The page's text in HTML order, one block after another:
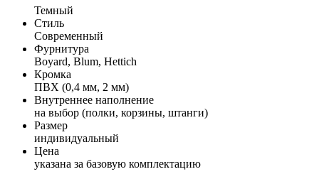
Темный
Стиль
Современный
Фурнитура
Boyard, Blum, Hettich
Кромка
ПВХ (0,4 мм, 2 мм)
Внутреннее наполнение
на выбор (полки, корзины, штанги)
Размер
индивидуальный
Цена
указана за базовую комплектацию